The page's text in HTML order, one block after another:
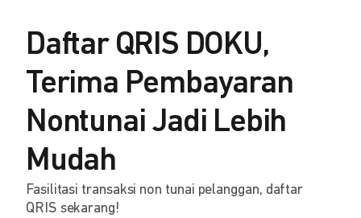
Daftar QRIS DOKU,
Terima Pembayaran
Nontunai Jadi Lebih
Mudah
Fasilitasi transaksi non tunai pelanggan, daftar
QRIS sekarang!